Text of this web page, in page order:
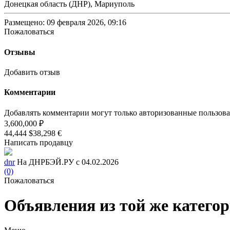
Донецкая область (ДНР), Мариуполь
Размещено: 09 февраля 2026, 09:16
Пожаловаться
Отзывы
Добавить отзыв
Комментарии
Добавлять комментарии могут только авторизованные
3,600,000 ₽
44,444 $38,298 €
Написать продавцу
dnr На ДНРБЭЙ.РУ с 04.02.2026
(0)
Пожаловаться
Объявления из той же